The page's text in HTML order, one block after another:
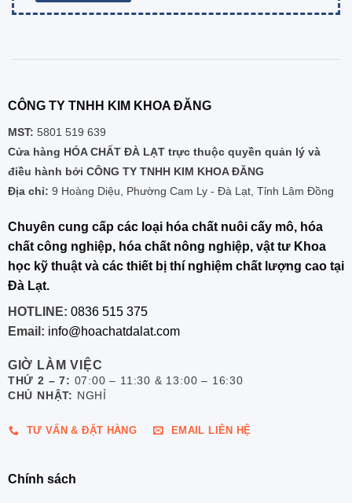
CÔNG TY TNHH KIM KHOA ĐĂNG
MST: 5801 519 639
Cửa hàng HÓA CHẤT ĐÀ LẠT trực thuộc quyền quản lý và
điều hành bởi CÔNG TY TNHH KIM KHOA ĐĂNG
Địa chỉ: 9 Hoàng Diệu, Phường Cam Ly - Đà Lạt, Tỉnh Lâm Đồng
Chuyên cung cấp các loại hóa chất nuôi cấy mô, hóa
chất công nghiệp, hóa chất nông nghiệp, vật tư Khoa
học kỹ thuật và các thiết bị thí nghiệm chất lượng cao tại
Đà Lạt.
HOTLINE: 0836 515 375
Email: info@hoachatdalat.com
GIỜ LÀM VIỆC
THỨ 2 – 7: 07:00 – 11:30 & 13:00 – 16:30
CHỦ NHẬT: NGHỈ
TƯ VẤN & ĐẶT HÀNG EMAIL LIÊN HỆ
Chính sách